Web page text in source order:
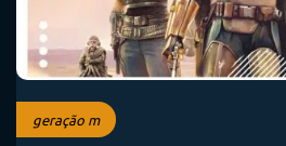
geração m